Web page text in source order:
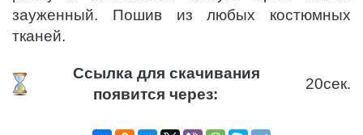
зауженный. Пошив из любых костюмных
тканей.
Ссылка для скачивания
появится через:
20сек.